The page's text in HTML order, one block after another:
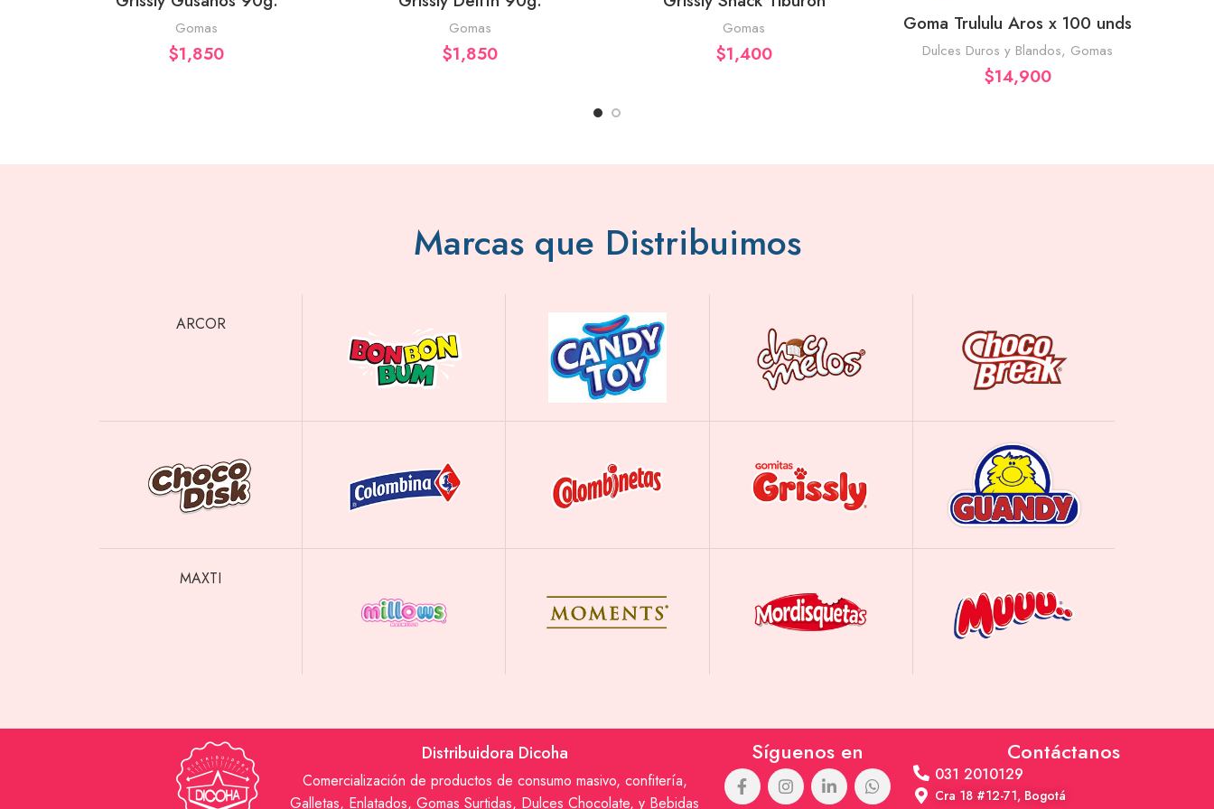
Gomas
$1,850
Gomas
$1,850
Gomas
$1,400
AÑADIR AL CARRITO
Goma Trululu Aros x 100 unds
Dulces Duros y Blandos, Gomas
$14,900
Marcas que Distribuimos
ARCOR
MAXTI
Distribuidora Dicoha
Comercialización de productos de consumo masivo, confitería,
Galletas, Enlatados, Gomas Surtidas, Dulces Chocolate, y Bebidas
Síguenos en Contáctanos
031 2010129
Cra 18 #12-71, Bogotá